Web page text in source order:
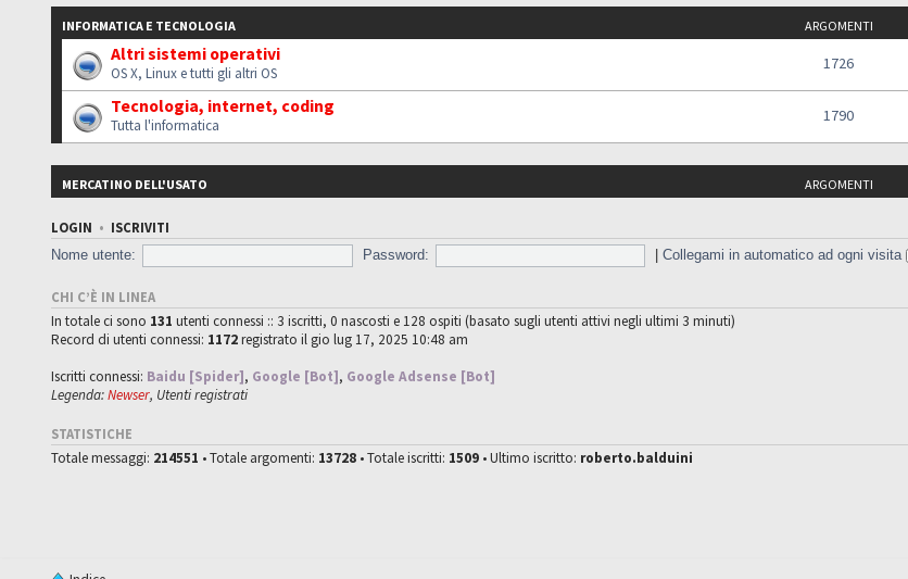
INFORMATICA E TECNOLOGIA ARGOMENTI
Altri sistemi operativi
OS X, Linux e tutti gli altri OS
1726
Tecnologia, internet, coding
Tutta l'informatica
1790
MERCATINO DELL'USATO ARGOMENTI
LOGIN • ISCRIVITI
Nome utente:
Password: |Collegami in automatico ad ogni visita
CHI C’È IN LINEA
In totale ci sono 131 utenti connessi :: 3 iscritti, 0 nascosti e 128 ospiti (basato sugli utenti attivi negli ultimi 3 minuti)
Record di utenti connessi: 1172registrato il gio lug 17, 2025 10:48 am
Iscritti connessi: Baidu [Spider], Google [Bot], Google Adsense [Bot]
Legenda:Newser, Utenti registrati
STATISTICHE
Totale messaggi: 214551 • Totale argomenti: 13728 • Totale iscritti: 1509 • Ultimo iscritto: roberto.balduini